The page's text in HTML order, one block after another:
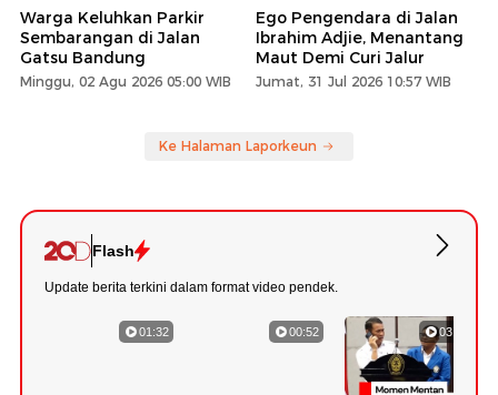
Warga Keluhkan Parkir
Sembarangan di Jalan
Gatsu Bandung
Minggu, 02 Agu 2026 05:00 WIB
Ego Pengendara di Jalan
Ibrahim Adjie, Menantang
Maut Demi Curi Jalur
Jumat, 31 Jul 2026 10:57 WIB
Ke Halaman Laporkeun
Flash
Update berita terkini dalam format video pendek.
01:32 00:52 03:22